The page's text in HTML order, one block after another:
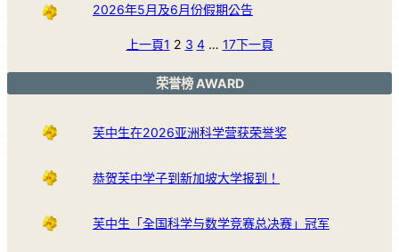
2026年5月及6月份假期公告
上一頁1 2 3 4 … 17下一頁
荣誉榜 AWARD
芙中生在2026亚洲科学营获荣誉奖
恭贺芙中学子到新加坡大学报到！
芙中生「全国科学与数学竞赛总决赛」冠军